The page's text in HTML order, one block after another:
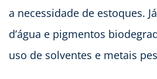
a necessidade de estoques.
d’água e pigmentos
uso de solventes e metais